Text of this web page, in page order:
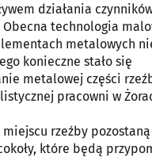
działania
technologia
metalowych
konieczne stało się
metalowej części
pracowni w
rzeźby
które będą